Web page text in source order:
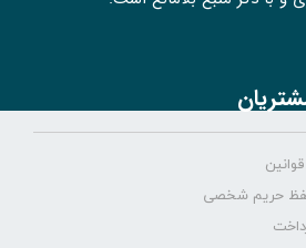
حریم شخصی